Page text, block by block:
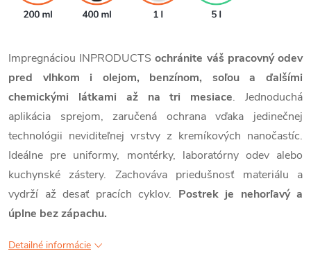
Impregnáciou INPRODUCTSochránite váš pracovný odev
pred vlhkom i olejom, benzínom, soľou a ďalšími
chemickými látkami až na tri mesiace. Jednoduchá
aplikácia sprejom, zaručená ochrana vďaka jedinečnej
technológii neviditeľnej vrstvy z kremíkových nanočastíc.
Ideálne pre uniformy, montérky, laboratórny odev alebo
kuchynské zástery. Zachováva priedušnosť materiálu a
vydrží až desať pracích cyklov. Postrek je nehorľavý a
úplne bez zápachu.
Detailné informácie